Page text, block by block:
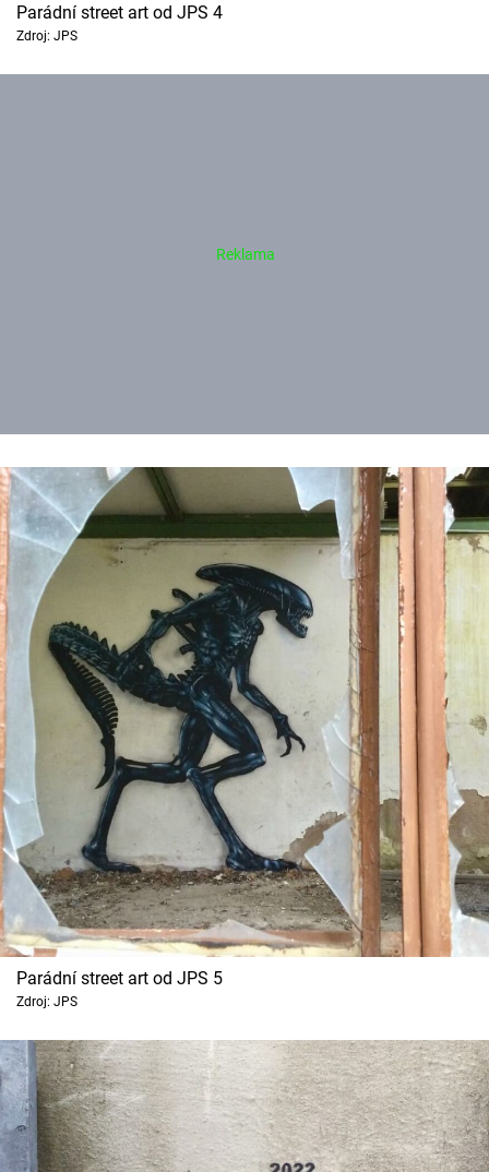
Parádní street art od JPS 4
Zdroj: JPS
Parádní street art od JPS 5
Zdroj: JPS